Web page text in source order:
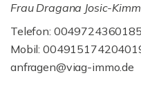
Frau Dragana Josic-
Telefon:
Mobil:
anfragen@viag-immo.de